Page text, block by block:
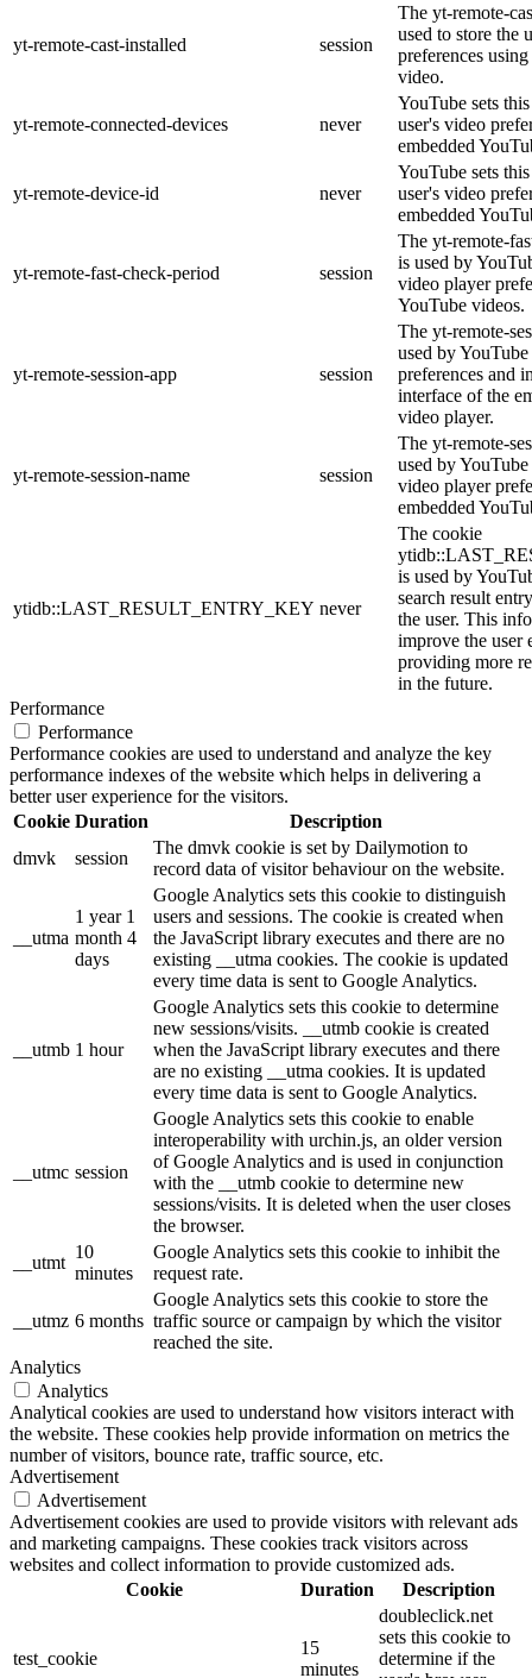
yt-remote-cast-installed session
The yt-remote-
used to store the
preferences
video.
yt-remote-connected-devices never
YouTube sets
user's video
embedded
yt-remote-device-id never
YouTube sets
user's video
embedded
yt-remote-fast-check-period session
The yt-remote-
is used by
video player
YouTube videos.
yt-remote-session-app session
The yt-remote-
used by
preferences and
interface of the
video player.
yt-remote-session-name session
The yt-remote-
used by
video player
embedded
ytidb::LAST_RESULT_ENTRY_KEY never
The cookie
is used by
search result
the user. This
improve the user
providing more
in the future.
Performance
Performance
Performance cookies are used to understand and analyze the key
performance indexes of the website which helps in delivering a
better user experience for the visitors.
Cookie Duration
Description
dmvk
session
The dmvk cookie is set by Dailymotion to
record data of visitor behaviour on the website.
__utma
1 year 1
month 4
days
Google Analytics sets this cookie to distinguish
users and sessions. The cookie is created when
the JavaScript library executes and there are no
existing __utma cookies. The cookie is updated
every time data is sent to Google Analytics.
__utmb 1 hour
Google Analytics sets this cookie to determine
new sessions/visits. __utmb cookie is created
when the JavaScript library executes and there
are no existing __utma cookies. It is updated
every time data is sent to Google Analytics.
__utmc session
Google Analytics sets this cookie to enable
interoperability with urchin.js, an older version
of Google Analytics and is used in conjunction
with the __utmb cookie to determine new
sessions/visits. It is deleted when the user closes
the browser.
__utmt
10
minutes
Google Analytics sets this cookie to inhibit the
request rate.
__utmz 6 months
Google Analytics sets this cookie to store the
traffic source or campaign by which the visitor
reached the site.
Analytics
Analytics
Analytical cookies are used to understand how visitors interact with
the website. These cookies help provide information on metrics the
number of visitors, bounce rate, traffic source, etc.
Advertisement
Advertisement
Advertisement cookies are used to provide visitors with relevant ads
and marketing campaigns. These cookies track visitors across
websites and collect information to provide customized ads.
Cookie
Duration Description
test_cookie
15
minutes
doubleclick.net
sets this cookie to
determine if the